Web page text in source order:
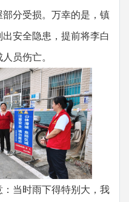
分受损。万幸的是，镇
安全隐患，提前将李白
员伤亡。
当时雨下得特别大，我